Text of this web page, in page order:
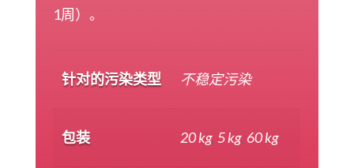
1周）。
针对的污染类型 不稳定污染
包装 20 kg,5 kg, 60 kg